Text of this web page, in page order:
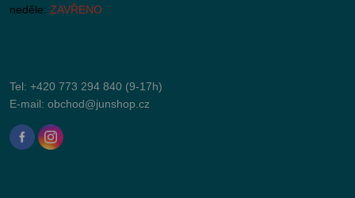
neděle: ZAVŘENO
Tel: +420 773 294 840 (9-17h)
E-mail: obchod@junshop.cz